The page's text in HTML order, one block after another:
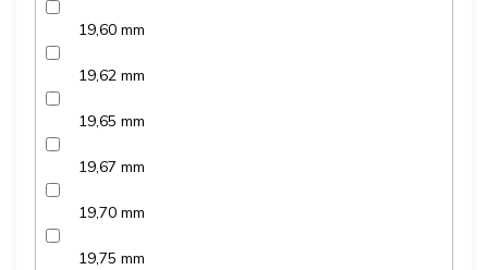
19,60 mm
19,62 mm
19,65 mm
19,67 mm
19,70 mm
19,75 mm